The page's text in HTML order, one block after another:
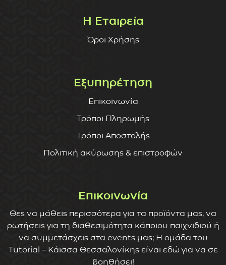
Η Εταιρεία
Όροι Χρήσης
Εξυπηρέτηση
Επικοινωνία
Τρόποι Πληρωμής
Τρόποι Αποστολής
Πολιτική ακύρωσης & επιστροφών
Επικοινωνία
Θες να μάθεις περισσότερα για τα προϊόντα μας, να
ρωτήσεις για τη διαθεσιμότητα κάποιου παιχνιδιού ή
να συμμετάσχεις στα events μας; Η ομάδα του
Tutorial – Κάισσα Θεσσαλονίκης είναι εδώ για να σε
βοηθήσει!